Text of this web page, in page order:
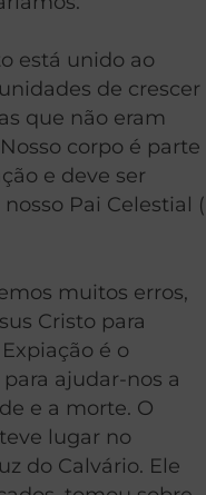
está unido ao
de crescer
que não eram
corpo é parte
e deve ser
Pai Celestial (
muitos erros,
Cristo para
é o
ajudar-nos a
e a morte. O
lugar no
do Calvário. Ele